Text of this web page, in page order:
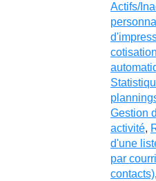
Actifs/
Gestion
activité,
d'une
par
contacts),